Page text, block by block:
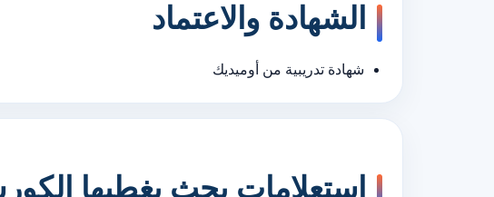
الشهادة والاعتماد
شهادة تدريبية من أوميديك
استعلامات بحث يغطيها